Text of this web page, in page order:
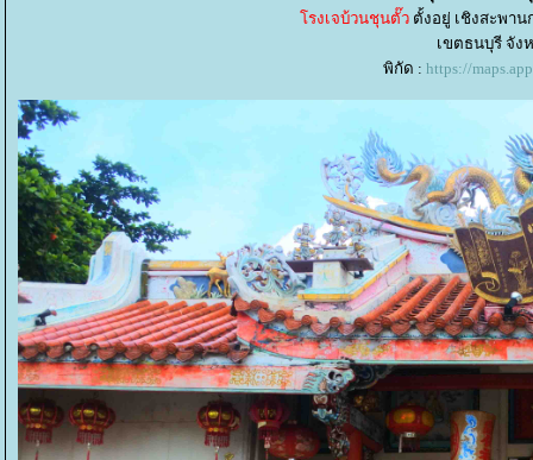
รงเจบ้วนชุนตั๊ว ตั้งอยู่ เชิงสะพา
เขตธนบุรี จัง
พิกัด : https://